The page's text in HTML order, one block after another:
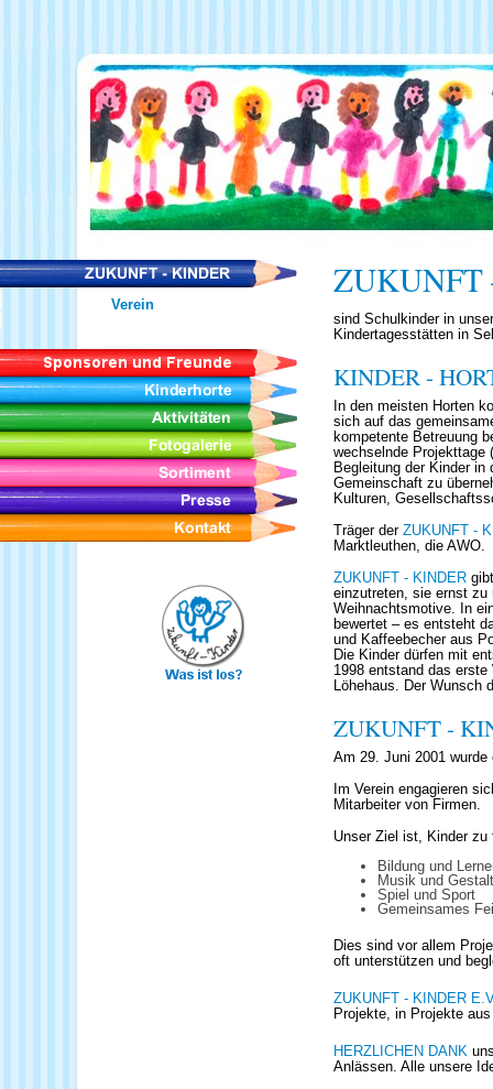
ZUKUNFT
sind Schulkinder in
Kindertagesstätten in
KINDER -
In den meisten Horten
sich auf das
kompetente Betreuung
wechselnde Projekttage
Begleitung der Kinder
Gemeinschaft zu
Kulturen,
Träger der ZUKUNFT -
Marktleuthen, die AWO.
ZUKUNFT - KINDER
einzutreten, sie ernst zu
Weihnachtsmotive. In
bewertet – es entsteht
und Kaffeebecher aus
Die Kinder dürfen mit
1998 entstand das
Löhehaus. Der Wunsch
ZUKUNFT -
Am 29. Juni 2001
Im Verein engagieren
Mitarbeiter von Firmen.
Unser Ziel ist, Kinder zu
Bildung und
Musik und
Spiel und Sport
Gemeinsames
Dies sind vor allem
oft unterstützen und
ZUKUNFT - KINDER
Projekte, in Projekte
HERZLICHEN DANK
Anlässen. Alle unsere
Verein